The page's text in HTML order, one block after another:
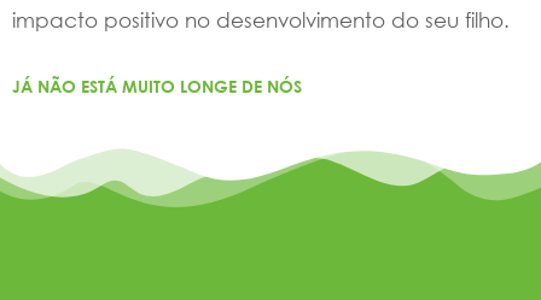
impacto positivo no desenvolvimento do seu filho.
JÁ NÃO ESTÁ MUITO LONGE DE NÓS